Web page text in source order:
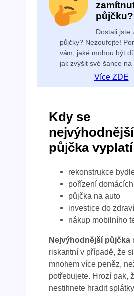
půjčku?
Dostali jste
půjčky? Nezoufejte!
vám, jaké mohou být
jak zvýšit své šance na
Více ZDE
Kdy se
nejvýhodnější
půjčka vyplatí
rekonstrukce
pořízení
půjčka na auto
investice do zdraví
nákup mobilního
Nejvýhodnější půjčka
riskantní v případě, že
mnohem více peněz,
potřebujete. Hrozí pak,
nestihnete hradit